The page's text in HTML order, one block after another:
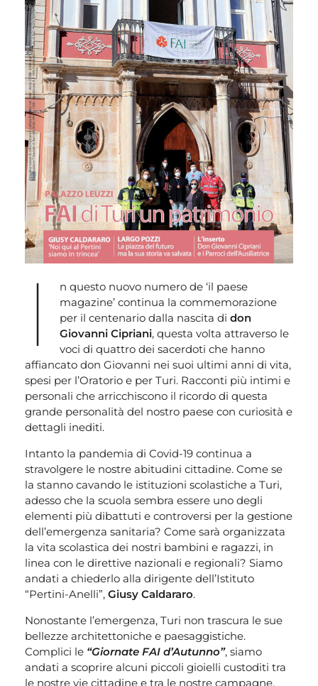
I
n questo nuovo numero de ‘il paese
magazine’ continua la commemorazione
per il centenario dalla nascita di don
Giovanni Cipriani, questa volta attraverso le
voci di quattro dei sacerdoti che hanno
affiancato don Giovanni nei suoi ultimi anni di vita,
spesi per l’Oratorio e per Turi. Racconti più intimi e
personali che arricchiscono il ricordo di questa
grande personalità del nostro paese con curiosità e
dettagli inediti.
Intanto la pandemia di Covid-19 continua a
stravolgere le nostre abitudini cittadine. Come se
la stanno cavando le istituzioni scolastiche a Turi,
adesso che la scuola sembra essere uno degli
elementi più dibattuti e controversi per la gestione
dell’emergenza sanitaria? Come sarà organizzata
la vita scolastica dei nostri bambini e ragazzi, in
linea con le direttive nazionali e regionali? Siamo
andati a chiederlo alla dirigente dell’Istituto
“Pertini-Anelli”, Giusy Caldararo.
Nonostante l’emergenza, Turi non trascura le sue
bellezze architettoniche e paesaggistiche.
Complici le “Giornate FAI d’Autunno”, siamo
andati a scoprire alcuni piccoli gioielli custoditi tra
le nostre vie cittadine e tra le nostre campagne.